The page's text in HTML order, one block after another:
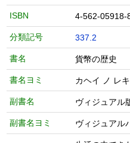
ISBN 4-562-05918-
分類記号 337.2
書名 貨幣の歴
書名ヨミ カヘイ ノ レ
副書名 ヴィジュアル
副書名ヨミ ヴィジュアル